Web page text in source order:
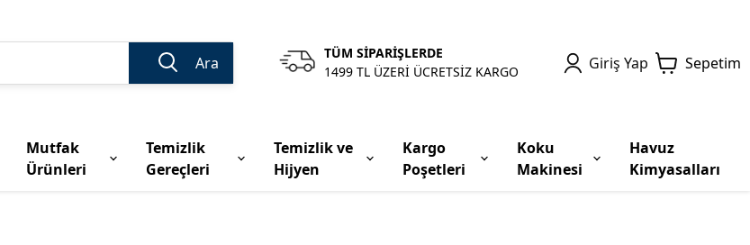
Ara
TÜM SİPARİŞLERDE
1499 TL ÜZERİ ÜCRETSİZ KARGO
Giriş Yap Sepetim
Mutfak
Ürünleri
Temizlik
Gereçleri
Temizlik ve
Hijyen
Kargo
Poşetleri
Koku
Makinesi
Havuz
Kimyasalları